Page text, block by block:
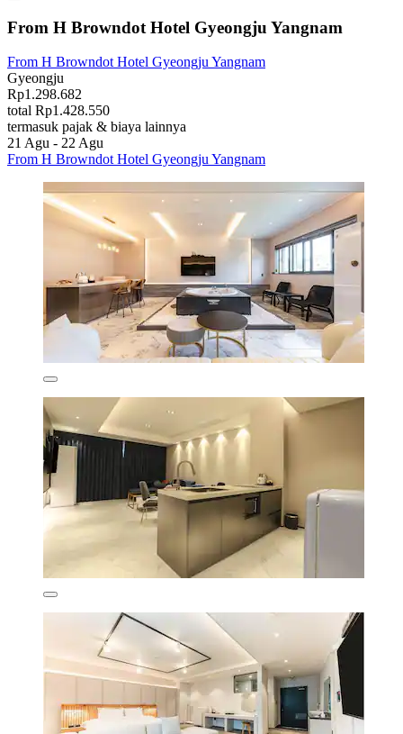
From H Browndot Hotel Gyeongju Yangnam
From H Browndot Hotel Gyeongju Yangnam
Gyeongju
Rp1.298.682
total Rp1.428.550
termasuk pajak & biaya lainnya
21 Agu - 22 Agu
From H Browndot Hotel Gyeongju Yangnam